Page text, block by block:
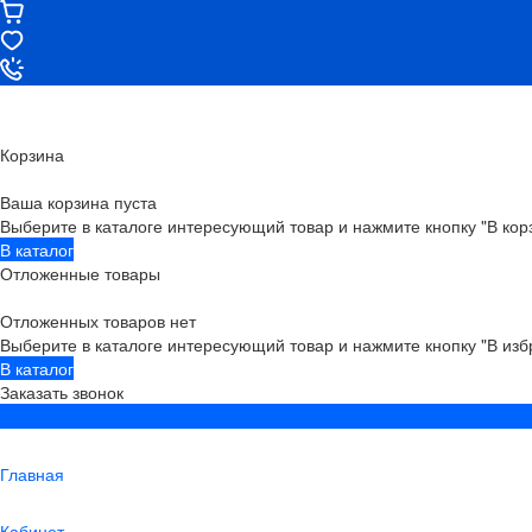
Корзина
Ваша корзина пуста
Выберите в каталоге интересующий товар и нажмите кнопку "В
В каталог
Отложенные товары
Отложенных товаров нет
Выберите в каталоге интересующий товар и нажмите кнопку "В
В каталог
Заказать звонок
Главная